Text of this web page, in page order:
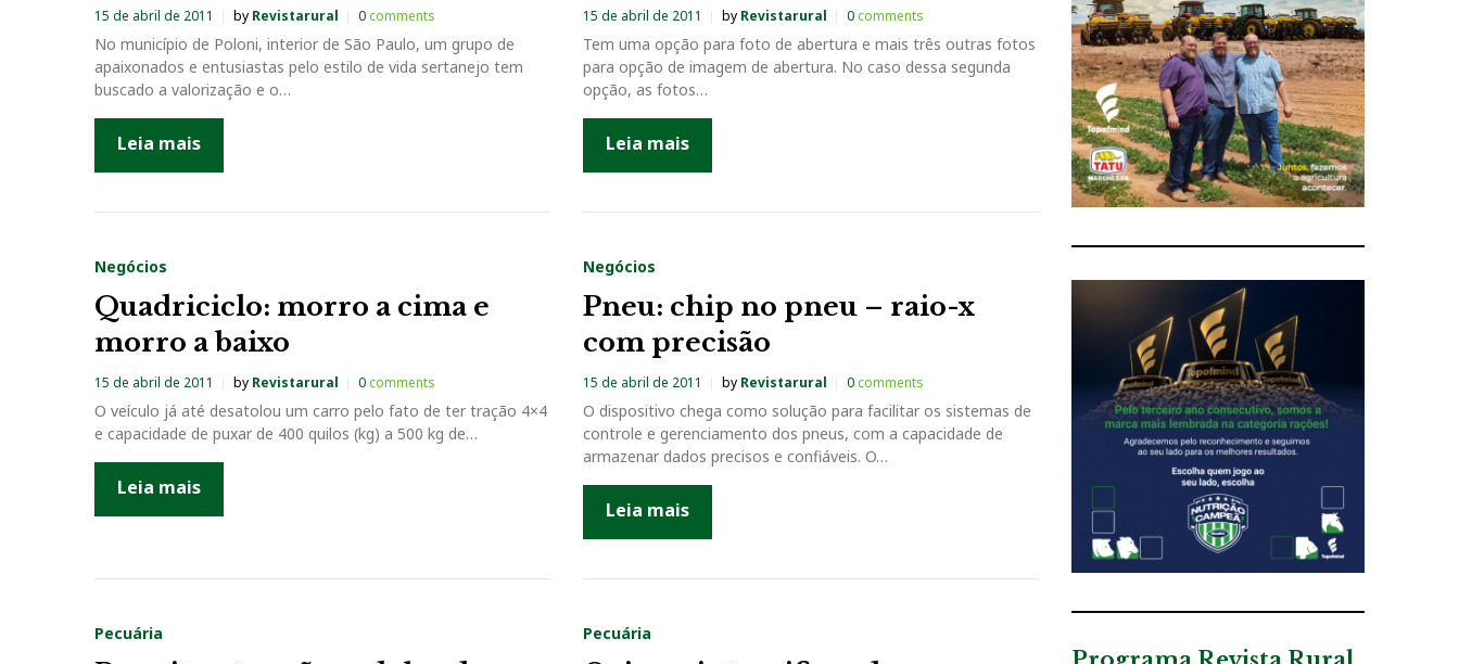
i
a
:
1
5
d
e
a
b
15 de abril de 2011 by Revistarural 0comments
No município de Poloni, interior de São Paulo, um grupo de
apaixonados e entusiastas pelo estilo de vida sertanejo tem
buscado a valorização e o…
Leia mais
15 de abril de 2011 by Revistarural 0comments
Tem uma opção para foto de abertura e mais três outras fotos
para opção de imagem de abertura. No caso dessa segunda
opção, as fotos…
Leia mais
Negócios
Quadriciclo: morro a cima e
morro a baixo
15 de abril de 2011 by Revistarural 0comments
O veículo já até desatolou um carro pelo fato de ter tração 4×4
e capacidade de puxar de 400 quilos (kg) a 500 kg de…
Leia mais
Negócios
Pneu: chip no pneu – raio-x
com precisão
15 de abril de 2011 by Revistarural 0comments
O dispositivo chega como solução para facilitar os sistemas de
controle e gerenciamento dos pneus, com a capacidade de
armazenar dados precisos e confiáveis. O…
Leia mais
Pecuária Pecuária